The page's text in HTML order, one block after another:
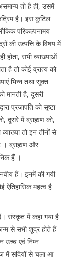
तो है ही, उसमें
है। इस कुटिल
परिकल्पनामय
की उत्पत्ति के विषय में
होता, सभी व्याख्याओं
है तो कोई व्रात्य को
भिन्न तथा सूक्त
मानती है, दूसरी
प्रजापति को सृष्टा
दूसरे में ब्राह्मण को,
तो इन तीनों से
। ब्राह्मण और
हैं ।
हैं। इनमें की गयी
ऐतिहासिक महत्व है
संस्कृत में कहा गया है
से सभी शूद्र होते हैं
उच्च एवं निम्न
में सदियों से चला आ